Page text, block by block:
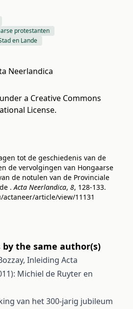
protestanten
en Lande
Neerlandica
a Creative Commons
License.
tot de geschiedenis van de
de vervolgingen van Hongaarse
de notulen van de Provinciale
.Acta Neerlandica, 8, 128-133.
article/view/11131
the same author(s)
Inleiding Acta
Michiel de Ruyter en
van het 300-jarig jubileum